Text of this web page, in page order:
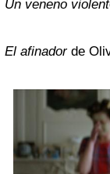
Un veneno violent
El afinadorde